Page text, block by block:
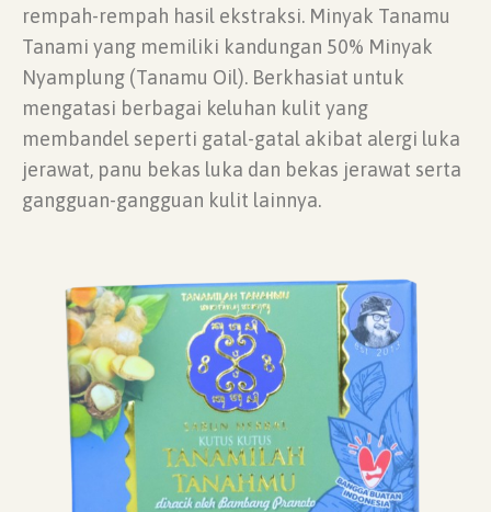
rempah-rempah hasil ekstraksi. Minyak Tanamu
Tanami yang memiliki kandungan 50% Minyak
Nyamplung (Tanamu Oil). Berkhasiat untuk
mengatasi berbagai keluhan kulit yang
membandel seperti gatal-gatal akibat alergi luka
jerawat, panu bekas luka dan bekas jerawat serta
gangguan-gangguan kulit lainnya.